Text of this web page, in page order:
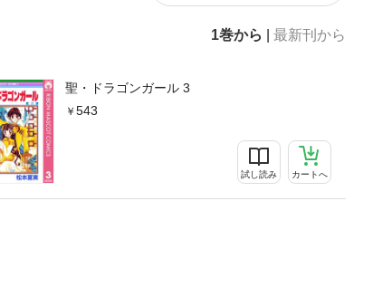
1巻から 最新刊から
聖・ドラゴンガール 3
543
試し読み カートへ